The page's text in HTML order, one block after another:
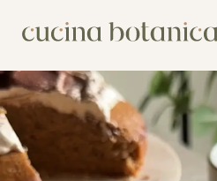
Shop
Chi siamo
Contatti